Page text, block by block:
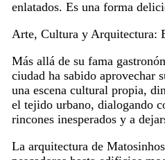
enlatados. Es una forma
Arte, Cultura y Arquitectura:
Más allá de su fama
ciudad ha sabido aprovechar
una escena cultural propia,
el tejido urbano, dialogando
rincones inesperados y a
La arquitectura de